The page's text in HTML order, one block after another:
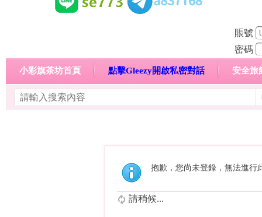
賬號
密碼
小彩旗茶坊首頁 點擊Gleezy開啟私密對話 安全旅
抱歉，您尚未登錄，無法進行
請稍候...